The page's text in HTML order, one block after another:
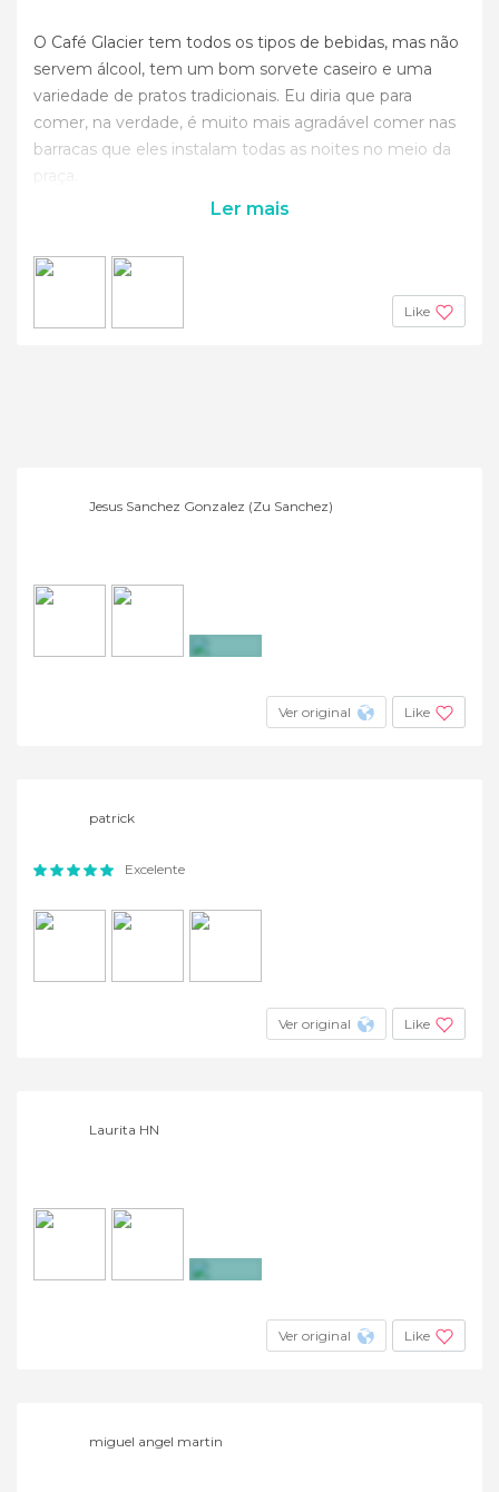
O Café Glacier tem todos os tipos de bebidas, mas não
servem álcool, tem um bom sorvete caseiro e uma
variedade de pratos tradicionais. Eu diria que para
comer, na verdade, é muito mais agradável comer nas
barracas que eles instalam todas as noites no meio da
Ler mais
Like
Jesus Sanchez Gonzalez (Zu Sanchez)
Ver original Like
patrick
Excelente
Ver original Like
Laurita HN
Ver original Like
miguel angel martin